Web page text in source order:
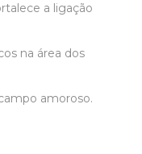
a ligação
na área dos
amoroso.